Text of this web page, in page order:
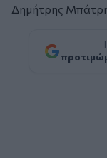
Δημήτρης